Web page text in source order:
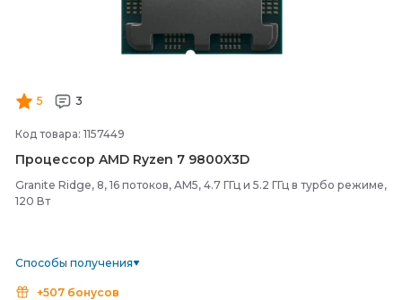
5 3
Код товара: 1157449
Процессор AMD Ryzen 7 9800X3D
Granite Ridge, 8, 16 потоков, AM5, 4.7 ГГц и 5.2 ГГц в турбо режиме,
120 Вт
Способы получения
+507 бонусов